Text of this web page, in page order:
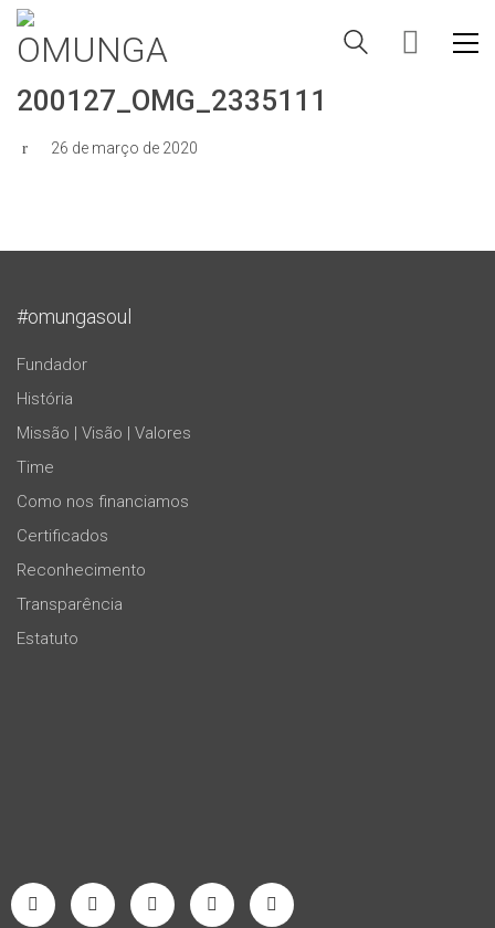
200127_OMG_2335111
26 de março de 2020
#omungasoul
Fundador
História
Missão | Visão | Valores
Time
Como nos financiamos
Certificados
Reconhecimento
Transparência
Estatuto